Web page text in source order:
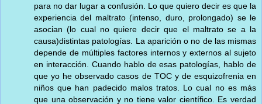
para no dar lugar a confusión. Lo que quiero decir es que la
experiencia del maltrato (intenso, duro, prolongado) se le
asocian (lo cual no quiere decir que el maltrato se a la
causa)distintas patologías. La aparición o no de las mismas
depende de múltiples factores internos y externos al sujeto
en interacción. Cuando hablo de esas patologías, hablo de
que yo he observado casos de TOC y de esquizofrenia en
niños que han padecido malos tratos. Lo cual no es más
que una observación y no tiene valor científico. Es verdad